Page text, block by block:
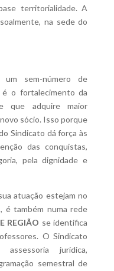
territorialidade. A
na sede do
sem-número de
o fortalecimento da
que adquire maior
sócio. Isso porque
Sindicato dá força às
das conquistas,
pela dignidade e
atuação estejam no
é também numa rede
REGIÃO se identifica
O Sindicato
jurídica,
semestral de